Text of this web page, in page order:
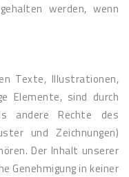
werden, wenn
Texte, Illustrationen,
Elemente, sind durch
andere Rechte des
und Zeichnungen)
Der Inhalt unserer
Genehmigung in keiner